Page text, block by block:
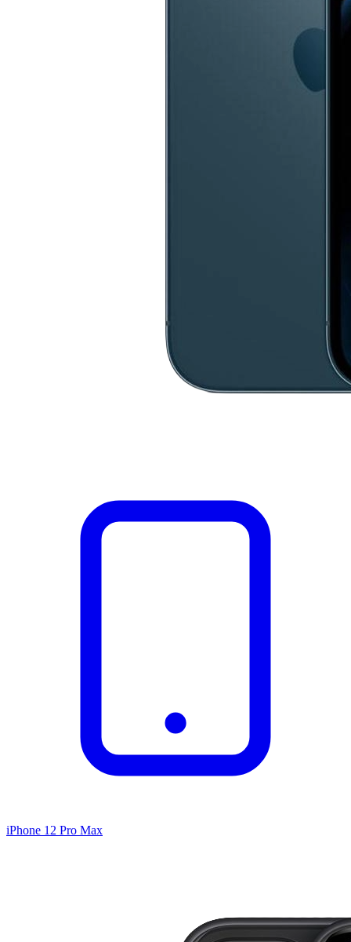
iPhone 12 Pro Max